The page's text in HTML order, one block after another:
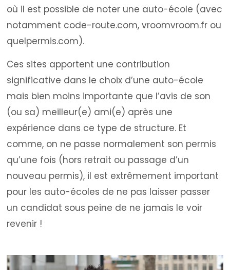
où il est possible de noter une auto-école (avec
notamment code-route.com, vroomvroom.fr ou
quelpermis.com).
Ces sites apportent une contribution
significative dans le choix d’une auto-école
mais bien moins importante que l’avis de son
(ou sa) meilleur(e) ami(e) après une
expérience dans ce type de structure. Et
comme, on ne passe normalement son permis
qu’une fois (hors retrait ou passage d’un
nouveau permis), il est extrêmement important
pour les auto-écoles de ne pas laisser passer
un candidat sous peine de ne jamais le voir
revenir !